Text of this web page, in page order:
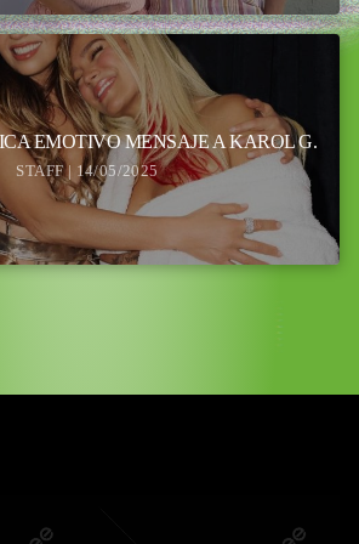
EMOTIVO MENSAJE A KAROL G.
STAFF | 14/05/2025